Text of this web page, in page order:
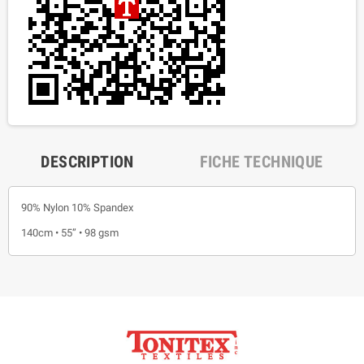
DESCRIPTION FICHE TECHNIQUE
90% Nylon 10% Spandex
140cm • 55” • 98 gsm